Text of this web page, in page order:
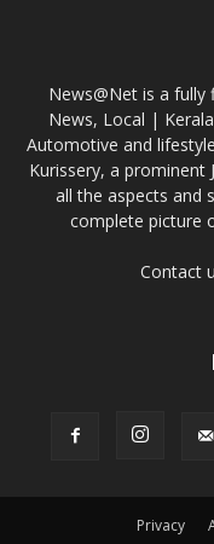
News@Net is a fully
News, Local |
Automotive and
Kurissery, a prominent
all the aspects and
complete picture
Contact
Privacy